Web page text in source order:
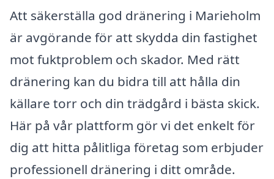
Att säkerställa god dränering i Marieholm
är avgörande för att skydda din fastighet
mot fuktproblem och skador. Med rätt
dränering kan du bidra till att hålla din
källare torr och din trädgård i bästa skick.
Här på vår plattform gör vi det enkelt för
dig att hitta pålitliga företag som erbjuder
professionell dränering i ditt område.